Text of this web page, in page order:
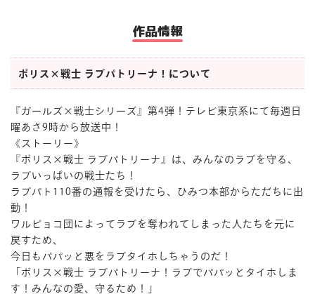
作品情報
ポリス×戦士 ラブパトリーナ！について
『ガールズ×戦士シリーズ』第4弾！テレビ東京系にて毎週日
曜あさ9時から放送中！
《ストーリー》
『ポリス×戦士 ラブパトリーナ』は、みんなのラブを守る、
ラブいっぱいの戦士たち！
ラブパト110番の通報を受けたら、ひみつ本部からただちに出
動！
ワルピョコ団によってラブを奪われてしまった人たちを元に
戻すため、
今日もパパッと悪をラブタイホしちゃうのだ！
「ポリス×戦士 ラブパトリーナ！ラブでパパッとタイホしま
す！みんなの愛、守るため！」